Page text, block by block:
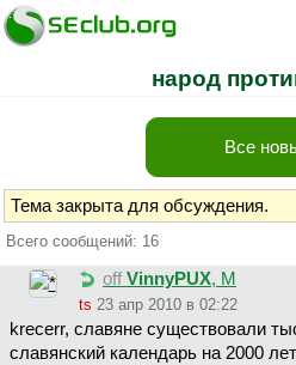
народ
Все
Тема закрыта для обсуждения.
Всего сообщений: 16
off VinnyPUX, М
ts 23 апр 2010 в 02:22
krecerr, славяне существовали
славянский календарь на 2000